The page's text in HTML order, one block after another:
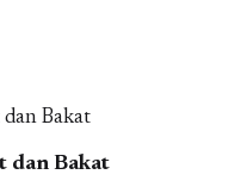
dan Bakat